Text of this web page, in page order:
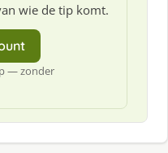
wie de tip komt.
— zonder